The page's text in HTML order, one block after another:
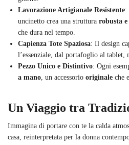
Lavorazione Artigianale Resistente:
uncinetto crea una struttura robusta
che dura nel tempo.
Capienza Tote Spaziosa: Il design
l’essenziale, dal portafoglio al tablet,
Pezzo Unico e Distintivo: Ogni
a mano, un accessorio originale che
Un Viaggio tra
Immagina di portare con te la calda
casa, reinterpretata per la donna